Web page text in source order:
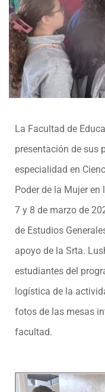
La Facultad de
presentación de sus
especialidad en
Poder de la Mujer en
7 y 8 de marzo de
de Estudios
apoyo de la Srta.
estudiantes del
logística de la
fotos de las mesas
facultad.